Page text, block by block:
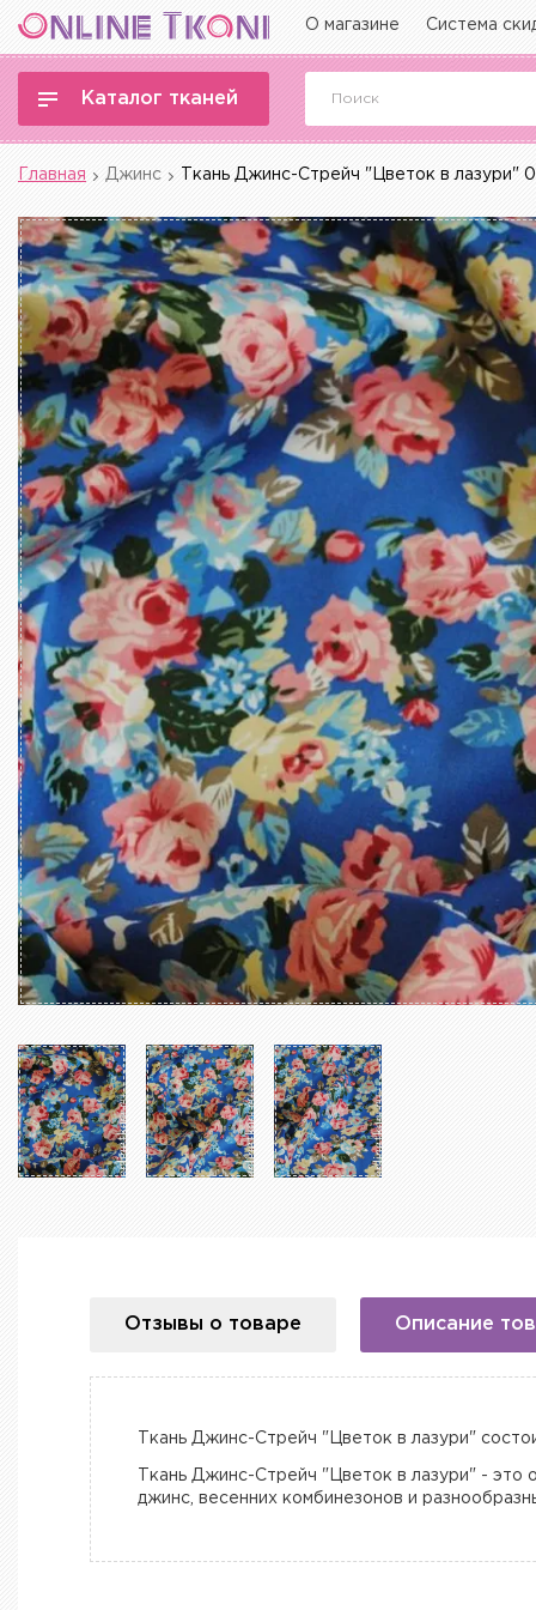
О магазине Система
Каталог тканей
Главная Джинс Ткань Джинс-Стрейч "Цветок в лазури"
Отзывы о товаре Описание
Ткань Джинс-Стрейч "Цветок в лазури"
Ткань Джинс-Стрейч "Цветок в лазури" - это
джинс, весенних комбинезонов и